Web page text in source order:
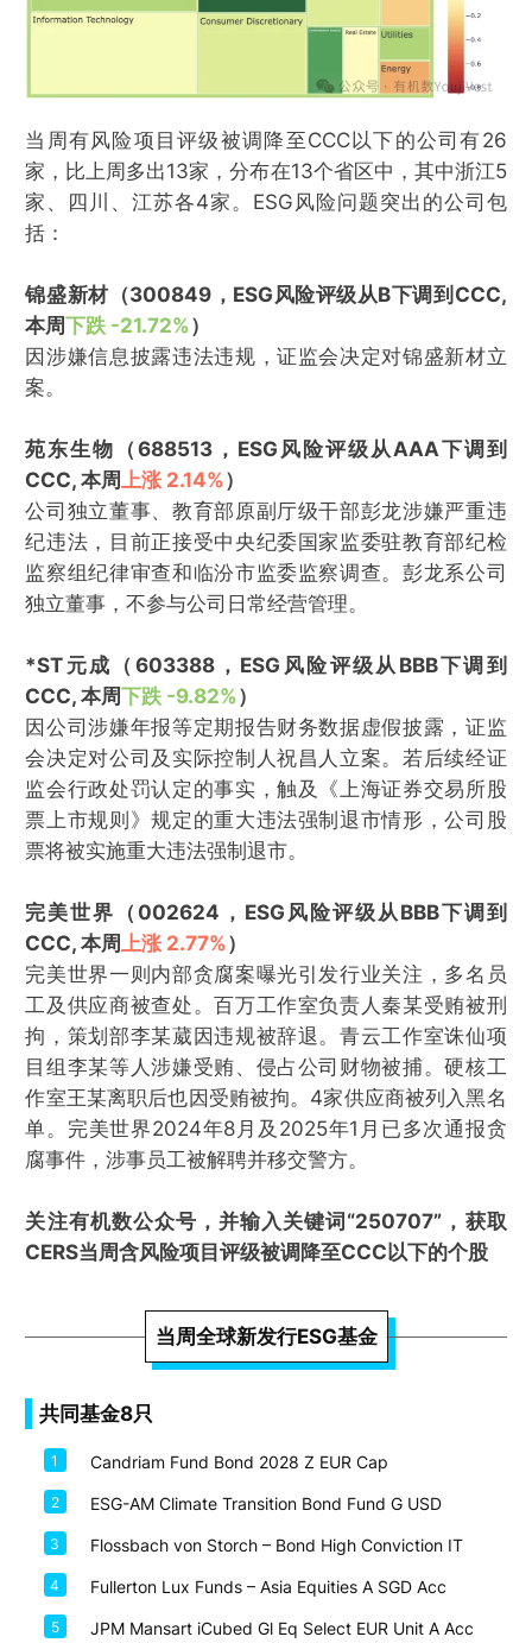
当周有风险项目评级被调降至CCC以下的公司有26
家，比上周多出13家，分布在13个省区中，其中浙江5
家、四川、江苏各4家。ESG风险问题突出的公司包
括：
锦盛新材（300849，ESG风险评级从B下调到CCC,
本周下跌 -21.72%）
因涉嫌信息披露违法违规，证监会决定对锦盛新材立
案。
苑东生物（688513，ESG风险评级从AAA下调到
CCC, 本周上涨 2.14%）
公司独立董事、教育部原副厅级干部彭龙涉嫌严重违
纪违法，目前正接受中央纪委国家监委驻教育部纪检
监察组纪律审查和临汾市监委监察调查。彭龙系公司
独立董事，不参与公司日常经营管理。
*ST元成（603388，ESG风险评级从BBB下调到
CCC, 本周下跌 -9.82%）
因公司涉嫌年报等定期报告财务数据虚假披露，证监
会决定对公司及实际控制人祝昌人立案。若后续经证
监会行政处罚认定的事实，触及《上海证券交易所股
票上市规则》规定的重大违法强制退市情形，公司股
票将被实施重大违法强制退市。
完美世界（002624，ESG风险评级从BBB下调到
CCC, 本周上涨 2.77%）
完美世界一则内部贪腐案曝光引发行业关注，多名员
工及供应商被查处。百万工作室负责人秦某受贿被刑
拘，策划部李某葳因违规被辞退。青云工作室诛仙项
目组李某等人涉嫌受贿、侵占公司财物被捕。硬核工
作室王某离职后也因受贿被拘。4家供应商被列入黑名
单。完美世界2024年8月及2025年1月已多次通报贪
腐事件，涉事员工被解聘并移交警方。
关注有机数公众号，并输入关键词“250707”，获取
CERS当周含风险项目评级被调降至CCC以下的个股
当周全球新发行ESG基金
共同基金8只
1 Candriam Fund Bond 2028 Z EUR Cap
2 ESG-AM Climate Transition Bond Fund G USD
3 Flossbach von Storch – Bond High Conviction IT
4 Fullerton Lux Funds – Asia Equities A SGD Acc
5 JPM Mansart iCubed Gl Eq Select EUR Unit A Acc